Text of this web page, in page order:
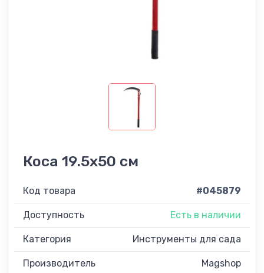
Коса 19.5x50 см
Код товара #045879
Доступность Есть в наличии
Категория Инструменты для сада
Производитель Magshop